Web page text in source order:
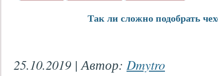
Так ли сложно подобрать
25.10.2019 | Автор: Dmytro